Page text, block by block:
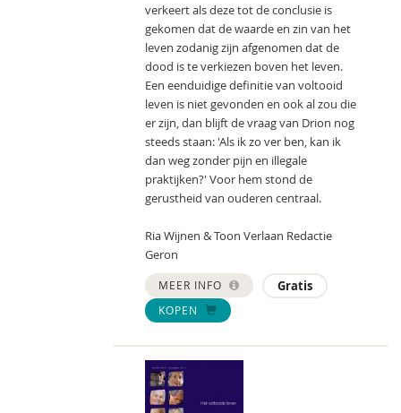
verkeert als deze tot de conclusie is
gekomen dat de waarde en zin van het
leven zodanig zijn afgenomen dat de
dood is te verkiezen boven het leven.
Een eenduidige definitie van voltooid
leven is niet gevonden en ook al zou die
er zijn, dan blijft de vraag van Drion nog
steeds staan: 'Als ik zo ver ben, kan ik
dan weg zonder pijn en illegale
praktijken?' Voor hem stond de
gerustheid van ouderen centraal.
Ria Wijnen & Toon Verlaan Redactie
Geron
MEER INFO Gratis
KOPEN